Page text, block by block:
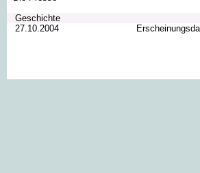
Geschichte
27.10.2004